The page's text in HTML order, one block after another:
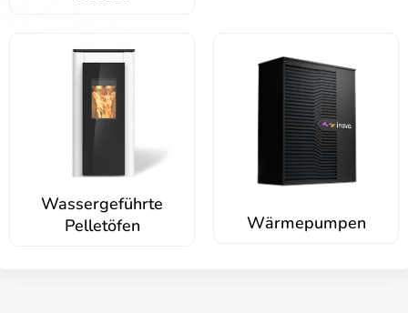
Wassergeführte
Pelletöfen
Wärmepumpen